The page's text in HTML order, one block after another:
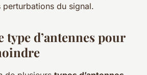
du signal.
d’antennes pour